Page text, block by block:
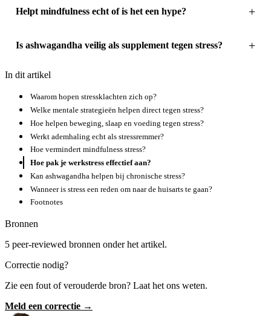
Helpt mindfulness echt of is het een hype?
Is ashwagandha veilig als supplement tegen stress?
In dit artikel
Waarom hopen stressklachten zich op?
Welke mentale strategieën helpen direct tegen stress?
Hoe helpen beweging, slaap en voeding tegen stress?
Werkt ademhaling echt als stressremmer?
Hoe vermindert mindfulness stress?
Hoe pak je werkstress effectief aan?
Kan ashwagandha helpen bij chronische stress?
Wanneer is stress een reden om naar de huisarts te gaan?
Footnotes
Bronnen
5 peer-reviewed bronnen onder het artikel.
Correctie nodig?
Zie een fout of verouderde bron? Laat het ons weten.
Meld een correctie →